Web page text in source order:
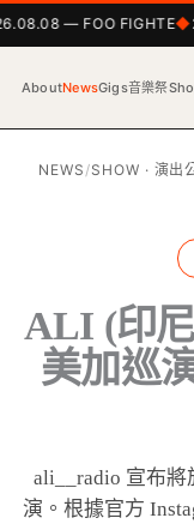
— FOO FIGHTE
AboutNewsGigs音樂祭
NEWS /SHOW · 演出
ALI (印
美加巡
ali__radio 宣布將
演。根據官方